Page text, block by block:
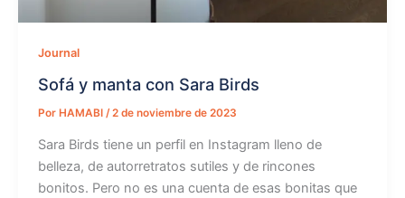
Journal
Sofá y manta con Sara Birds
Por HAMABI /2 de noviembre de 2023
Sara Birds tiene un perfil en Instagram lleno de
belleza, de autorretratos sutiles y de rincones
bonitos. Pero no es una cuenta de esas bonitas que